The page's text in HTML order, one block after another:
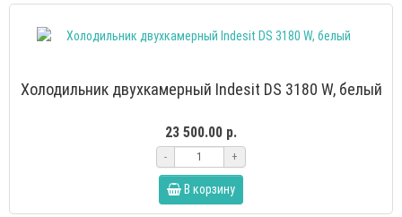
Холодильник двухкамерный Indesit DS 3180 W, белый
23 500.00 р.
- +
В корзину